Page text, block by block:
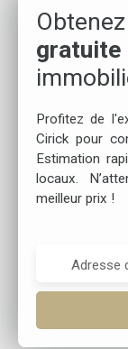
gratuite
Profitez de
Cirick pour
Estimation
locaux.
meilleur prix !
Adresse